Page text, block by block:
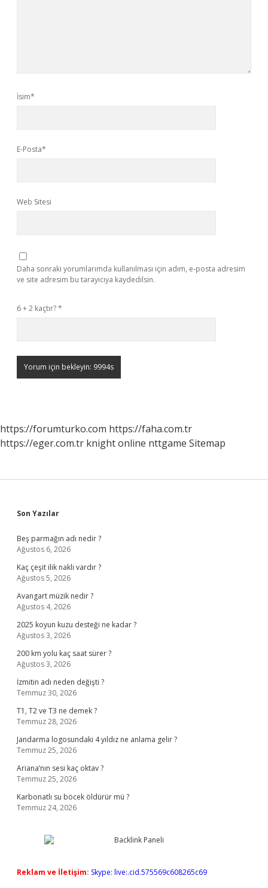
İsim*
E-Posta*
Web Sitesi
Daha sonraki yorumlarımda kullanılması için adım, e-posta adresim
ve site adresim bu tarayıcıya kaydedilsin.
6 + 2 kaçtır?*
https://forumturko.com https://faha.com.tr
https://eger.com.tr knight online nttgame Sitemap
Sidebar
Son Yazılar
Beş parmağın adı nedir ?
Ağustos 6, 2026
Kaç çeşit ilik nakli vardır ?
Ağustos 5, 2026
Avangart müzik nedir ?
Ağustos 4, 2026
2025 koyun kuzu desteği ne kadar ?
Ağustos 3, 2026
200 km yolu kaç saat sürer ?
Ağustos 3, 2026
İzmitin adı neden değişti ?
Temmuz 30, 2026
T1, T2 ve T3 ne demek ?
Temmuz 28, 2026
Jandarma logosundaki 4 yıldız ne anlama gelir ?
Temmuz 25, 2026
Ariana’nın sesi kaç oktav ?
Temmuz 25, 2026
Karbonatlı su böcek öldürür mü ?
Temmuz 24, 2026
Reklam ve İletişim: Skype: live:.cid.575569c608265c69